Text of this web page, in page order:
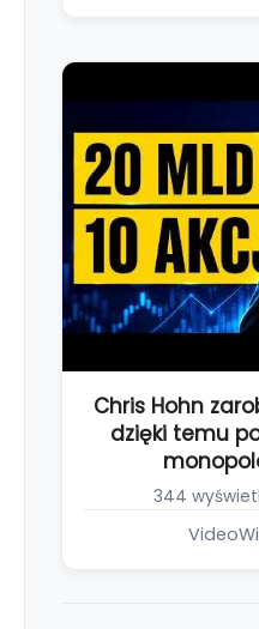
Chris Hohn
dzięki temu
344